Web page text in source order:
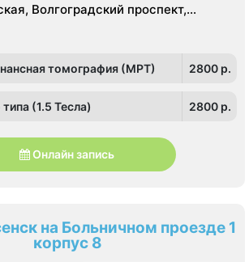
Волгоградский проспект,
томография (МРТ) 2800 p.
(1.5 Тесла) 2800 p.
Онлайн запись
на Больничном проезде 1
корпус 8